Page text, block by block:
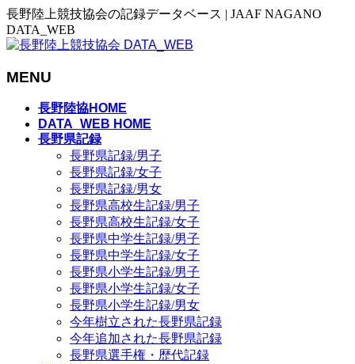
長野陸上競技協会の記録データベース | JAAF NAGANO
DATA_WEB
MENU
長野陸協HOME
DATA_WEB HOME
長野県記録
長野県記録/男子
長野県記録/女子
長野県記録/男女
長野県高校生記録/男子
長野県高校生記録/女子
長野県中学生記録/男子
長野県中学生記録/女子
長野県小学生記録/男子
長野県小学生記録/女子
長野県小学生記録/男女
今年樹立された長野県記録
今年追加された長野県記録
長野県選手権・歴代記録